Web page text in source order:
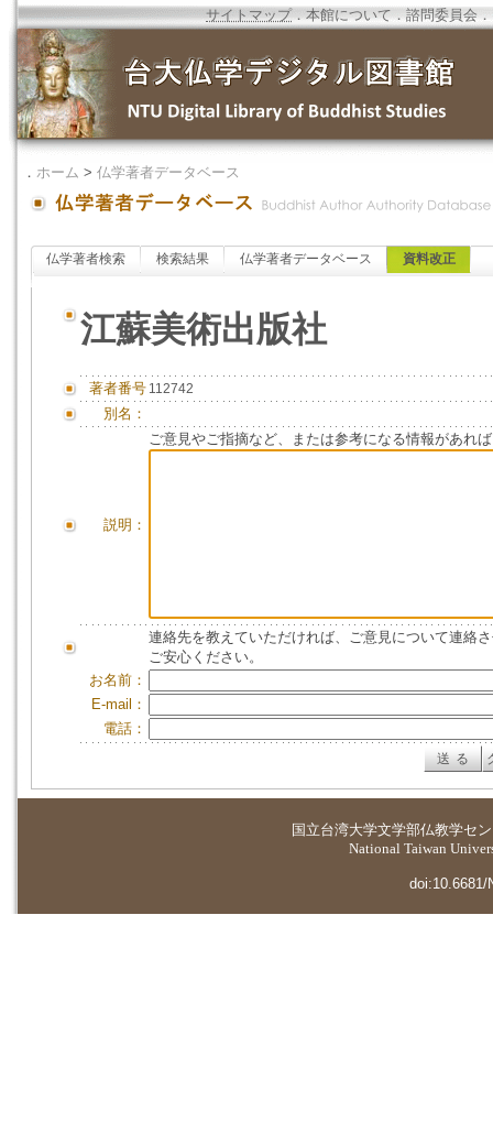
サイトマップ．本館について ．諮問委員会 ．
． ホーム > 仏学著者データベース
仏学著者検索 検索結果 仏学著者データベース 資料改正
江蘇美術出版社
著者番号 112742
別名：
説明：
ご意見やご指摘など、または参考になる情報があれ
連絡先を教えていただければ、ご意見について連絡
ご安心ください。
お名前：
E-mail：
電話：
国立台湾大学文学部仏教学セ
National Taiwan
doi:10.6681/